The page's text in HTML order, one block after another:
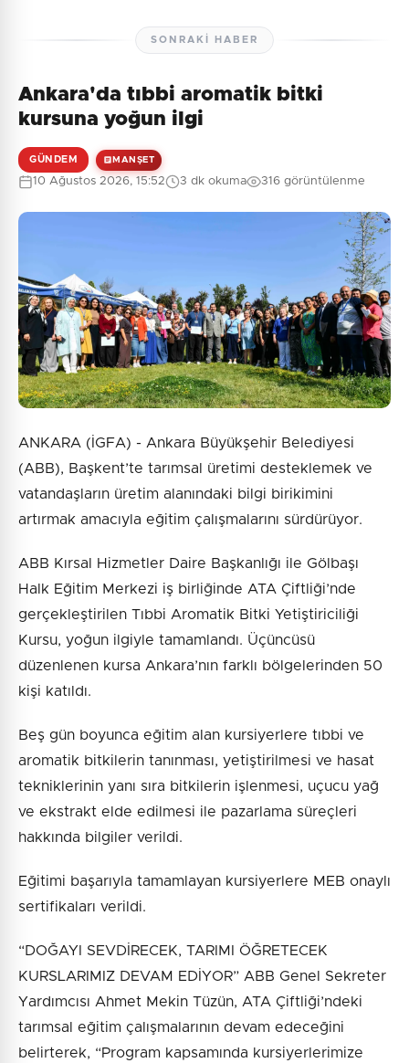
SONRAKI HABER
Ankara'da tıbbi aromatik bitki
kursuna yoğun ilgi
GÜNDEM MANŞET
10 Ağustos 2026, 15:52 3 dk okuma 316 görüntülenme
ANKARA (İGFA) - Ankara Büyükşehir Belediyesi
(ABB), Başkent’te tarımsal üretimi desteklemek ve
vatandaşların üretim alanındaki bilgi birikimini
artırmak amacıyla eğitim çalışmalarını sürdürüyor.
ABB Kırsal Hizmetler Daire Başkanlığı ile Gölbaşı
Halk Eğitim Merkezi iş birliğinde ATA Çiftliği’nde
gerçekleştirilen Tıbbi Aromatik Bitki Yetiştiriciliği
Kursu, yoğun ilgiyle tamamlandı. Üçüncüsü
düzenlenen kursa Ankara’nın farklı bölgelerinden 50
kişi katıldı.
Beş gün boyunca eğitim alan kursiyerlere tıbbi ve
aromatik bitkilerin tanınması, yetiştirilmesi ve hasat
tekniklerinin yanı sıra bitkilerin işlenmesi, uçucu yağ
ve ekstrakt elde edilmesi ile pazarlama süreçleri
hakkında bilgiler verildi.
Eğitimi başarıyla tamamlayan kursiyerlere MEB onaylı
sertifikaları verildi.
“DOĞAYI SEVDİRECEK, TARIMI ÖĞRETECEK
KURSLARIMIZ DEVAM EDİYOR” ABB Genel Sekreter
Yardımcısı Ahmet Mekin Tüzün, ATA Çiftliği’ndeki
tarımsal eğitim çalışmalarının devam edeceğini
belirterek, “Program kapsamında kursiyerlerimize